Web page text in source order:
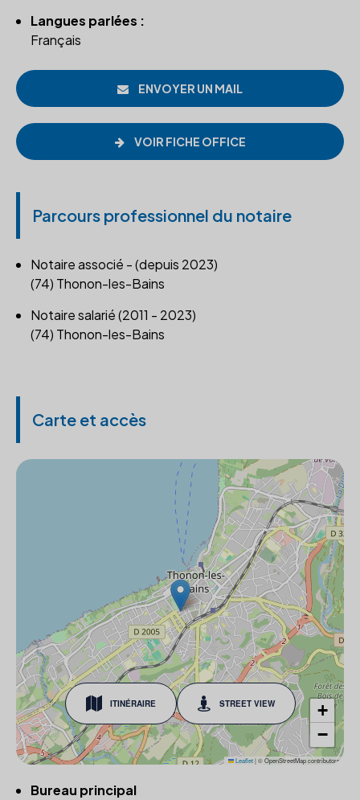
Langues parlées :
Français
ENVOYER UN MAIL
VOIR FICHE OFFICE
Parcours professionnel du notaire
Notaire associé - (depuis 2023)
(74) Thonon-les-Bains
Notaire salarié (2011 - 2023)
(74) Thonon-les-Bains
Carte et accès
ITINÉRAIRE STREET VIEW
+
−
Leaflet|© OpenStreetMap contributors
Bureau principal